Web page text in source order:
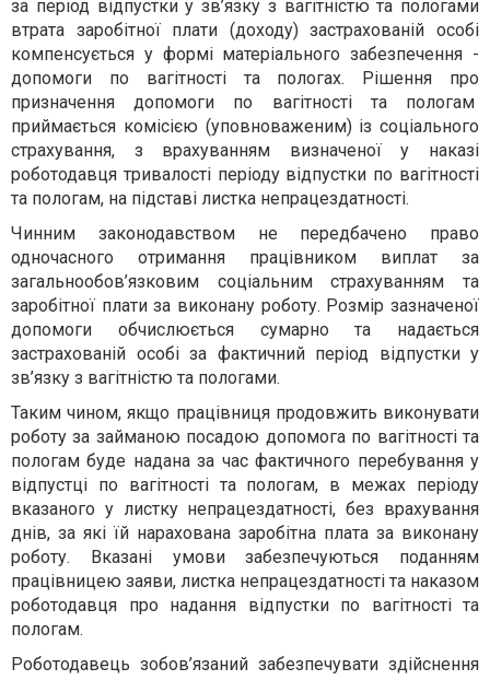
за період відпустки у зв’язку з вагітністю та пологами
втрата заробітної плати (доходу) застрахованій особі
компенсується у формі матеріального забезпечення -
допомоги по вагітності та пологах. Рішення про
призначення допомоги по вагітності та пологам
приймається комісією (уповноваженим) із соціального
страхування, з врахуванням визначеної у наказі
роботодавця тривалості періоду відпустки по вагітності
та пологам, на підставі листка непрацездатності.
Чинним законодавством не передбачено право
одночасного отримання працівником виплат за
загальнообов’язковим соціальним страхуванням та
заробітної плати за виконану роботу. Розмір зазначеної
допомоги обчислюється сумарно та надається
застрахованій особі за фактичний період відпустки у
зв’язку з вагітністю та пологами.
Таким чином, якщо працівниця продовжить виконувати
роботу за займаною посадою допомога по вагітності та
пологам буде надана за час фактичного перебування у
відпустці по вагітності та пологам, в межах періоду
вказаного у листку непрацездатності, без врахування
днів, за які їй нарахована заробітна плата за виконану
роботу. Вказані умови забезпечуються поданням
працівницею заяви, листка непрацездатності та наказом
роботодавця про надання відпустки по вагітності та
пологам.
Роботодавець зобов’язаний забезпечувати здійснення